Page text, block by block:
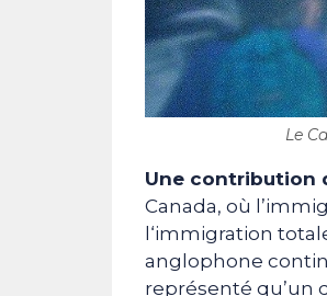
Le
Une contribution
Canada, où
l‘immigration
anglophone
représenté qu’un